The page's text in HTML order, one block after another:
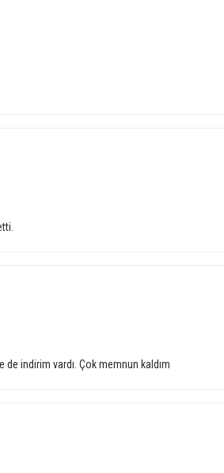
indirim vardı. Çok memnun kaldım